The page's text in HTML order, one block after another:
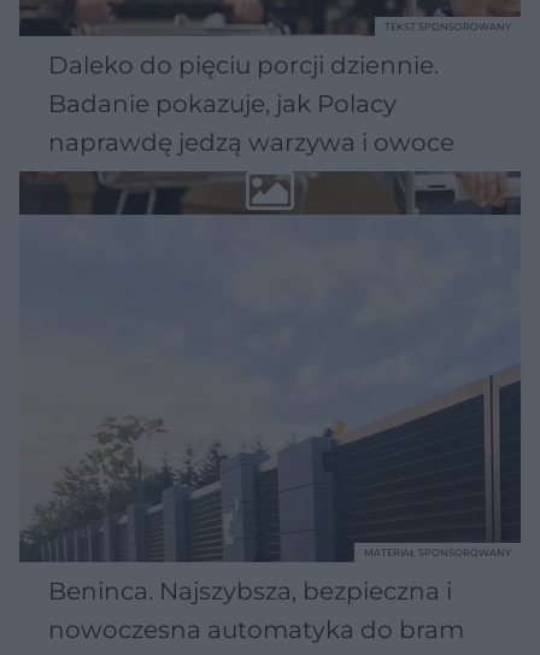
Daleko do pięciu porcji dziennie.
Badanie pokazuje, jak Polacy
naprawdę jedzą warzywa i owoce
TEKST SPONSOROWANY
Beninca. Najszybsza, bezpieczna i
nowoczesna automatyka do bram
MATERIAŁ SPONSOROWANY